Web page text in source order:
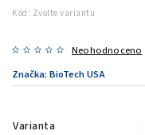
Kód: Zvolte variantu
Neohodnoceno
Značka: BioTech USA
Varianta